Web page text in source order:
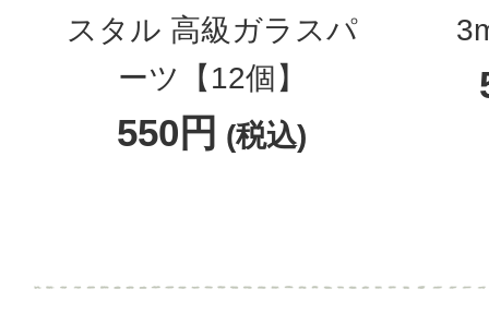
スタル 高級ガラスパ
ーツ【12個】
550円 (税込)